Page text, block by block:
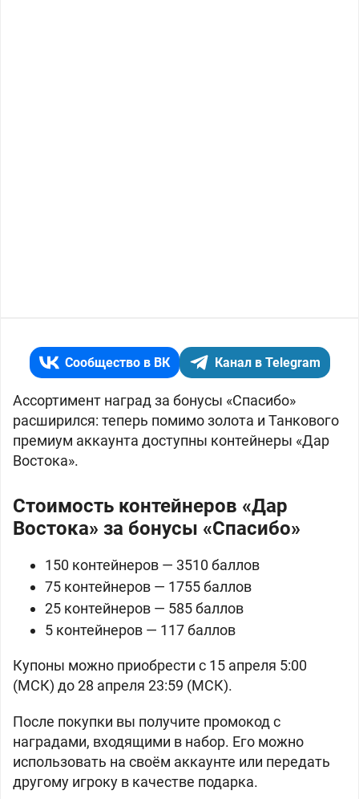
Сообщество в ВК Канал в Telegram
Ассортимент наград за бонусы «Спасибо»
расширился: теперь помимо золота и Танкового
премиум аккаунта доступны контейнеры «Дар
Востока».
Стоимость контейнеров «Дар
Востока» за бонусы «Спасибо»
150 контейнеров — 3510 баллов
75 контейнеров — 1755 баллов
25 контейнеров — 585 баллов
5 контейнеров — 117 баллов
Купоны можно приобрести с 15 апреля 5:00
(МСК) до 28 апреля 23:59 (МСК).
После покупки вы получите промокод с
наградами, входящими в набор. Его можно
использовать на своём аккаунте или передать
другому игроку в качестве подарка.